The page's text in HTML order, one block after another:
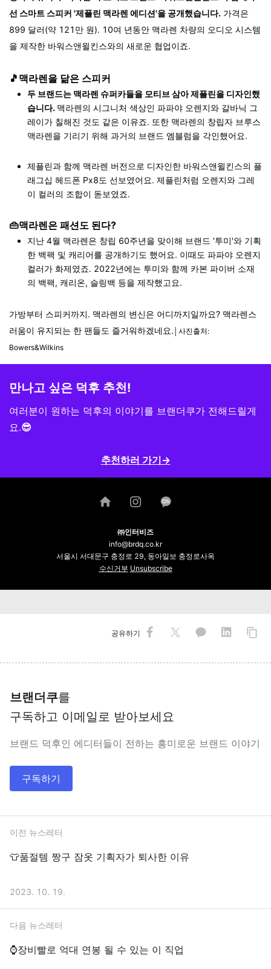
선 스마트 스피커 '제플린 맥라렌 에디션'을 공개했습니다. 가격은
899 달러(약 121만 원). 10여 년동안 맥라렌 차량의 오디오 시스템
을 제작한 바워스앤윌킨스와의 새로운 협업이죠.
🎵맥라렌을 닮은 스피커
두 브랜드는 맥라렌 슈퍼카들을 모티브 삼아 제플린을 디자인했
습니다. 맥라렌의 시그니처 색상인 파파야 오렌지와 갈바닉 그
레이가 칠해진 것도 같은 이유죠. 또한 맥라렌의 창립자 브루스
맥라렌을 기리기 위해 과거의 브랜드 엠블럼을 각인했어요.
제플린과 함께 맥라렌 버전으로 디자인한 바워스앤윌킨스의 플
래그십 헤드폰 Px8도 선보였어요. 제플린처럼 오렌지와 그레
이 컬러의 조합이 돋보였죠.
👜맥라렌은 패션도 된다?
지난 4월 맥라렌은 창립 60주년을 맞이해 브랜드 '투미'와 기획
한 백팩 및 캐리어를 공개하기도 했어요. 이때도 파파야 오렌지
컬러가 화제였죠. 2022년에는 투미와 함께 카본 파이버 소재
의 백팩, 캐리온, 슬링백 등을 제작했고요.
가방부터 스피커까지. 맥라렌의 변신은 어디까지일까요? 맥라렌스
러움이 유지되는 한 팬들도 즐거워하겠네요. │사진출처:
Bowers&Wilkins
만나고 싶은 덕후 추천!
여러분이 원하는 덕후의 이야기를 브랜더쿠가 전해드릴게
요.😎
추천하러 가기→
㈜인터비즈
info@brdq.co.kr
서울시 서대문구 충정로 29, 동아일보 충정로사옥
수신거부 Unsubscribe
공유하기
브랜더쿠를
구독하고 이메일로 받아보세요
브랜드 덕후인 에디터들이 전하는 흥미로운 브랜드 이야기
구독하기
이전 뉴스레터
👕품절템 짱구 잠옷 기획자가 퇴사한 이유
2023. 10. 19.
다음 뉴스레터
⌚장비빨로 억대 연봉 될 수 있는 이 직업